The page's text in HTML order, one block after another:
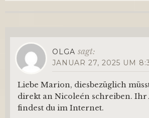
OLGA sagt:
JANUAR 27, 2025 UM
Liebe Marion, diesbezüglich
direkt an Nicoleén schreiben. Ihr
findest du im Internet.